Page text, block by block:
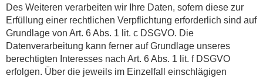
Des Weiteren verarbeiten wir Ihre Daten, sofern diese zur
Erfüllung einer rechtlichen Verpflichtung erforderlich sind auf
Grundlage von Art. 6 Abs. 1 lit. c DSGVO. Die
Datenverarbeitung kann ferner auf Grundlage unseres
berechtigten Interesses nach Art. 6 Abs. 1 lit. f DSGVO
erfolgen. Über die jeweils im Einzelfall einschlägigen